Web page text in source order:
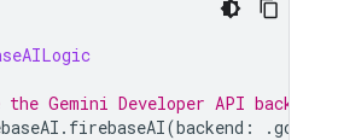
Gemini Developer API backend
. firebaseAI(backend : .